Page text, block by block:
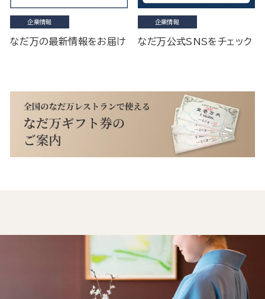
企業情報
なだ万の最新情報をお届け
企業情報
なだ万公式SNSをチェック